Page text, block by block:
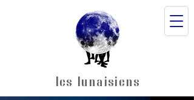
les lunaisiens